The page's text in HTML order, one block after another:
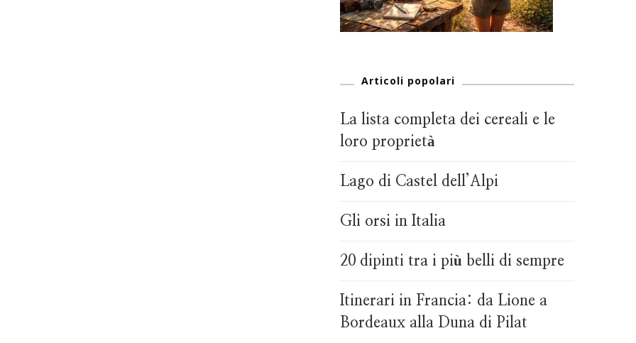
Articoli popolari
La lista completa dei cereali e le
loro proprietà
Lago di Castel dell’Alpi
Gli orsi in Italia
20 dipinti tra i più belli di sempre
Itinerari in Francia: da Lione a
Bordeaux alla Duna di Pilat